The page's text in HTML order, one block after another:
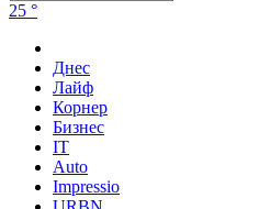
25 °
Днес
Лайф
Корнер
Бизнес
IT
Auto
Impressio